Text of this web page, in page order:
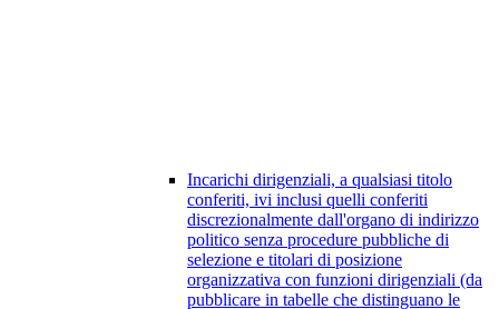
Incarichi dirigenziali, a qualsiasi titolo
conferiti, ivi inclusi quelli conferiti
discrezionalmente dall'organo di indirizzo
politico senza procedure pubbliche di
selezione e titolari di posizione
organizzativa con funzioni dirigenziali (da
pubblicare in tabelle che distinguano le